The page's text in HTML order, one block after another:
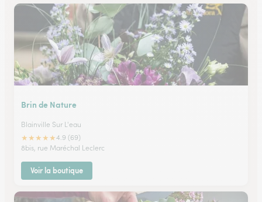
Brin de Nature
Blainville Sur L'eau
★★★★★4.9 (69)
8bis, rue Maréchal Leclerc
Voir la boutique